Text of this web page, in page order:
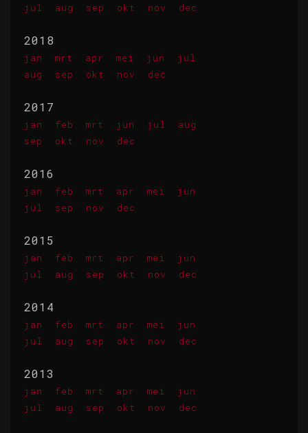
jul
aug sep okt nov dec
2018
jan mrt apr mei jun
jul
aug
sep okt nov dec
2017
jan feb mrt jun jul
aug
sep
okt nov dec
2016
jan feb mrt apr mei
jun
jul
sep nov dec
2015
jan feb mrt apr mei
jun
jul
aug sep okt nov dec
2014
jan feb mrt apr mei
jun
jul
aug sep okt nov dec
2013
jan feb mrt apr mei
jun
jul
aug sep okt nov dec